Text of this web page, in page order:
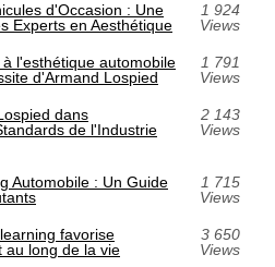
d'Occasion : Une
Experts en Aesthétique
1 924
Views
l'esthétique automobile
d'Armand Lospied
1 791
Views
dans
de l'Industrie
2 143
Views
Automobile : Un Guide
1 715
Views
favorise
au long de la vie
3 650
Views